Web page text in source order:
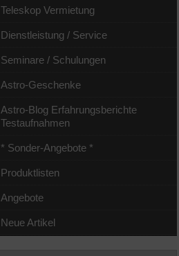
Teleskop Vermietung
Dienstleistung / Service
Seminare / Schulungen
Astro-Geschenke
Astro-Blog Erfahrungsberichte
Testaufnahmen
* Sonder-Angebote *
Produktlisten
Angebote
Neue Artikel